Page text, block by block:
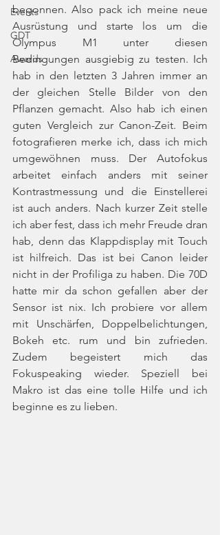
Events
GDT
Awards
begonnen. Also pack ich meine neue
Ausrüstung und starte los um die
Olympus M1 unter diesen
Bedingungen ausgiebig zu testen. Ich
hab in den letzten 3 Jahren immer an
der gleichen Stelle Bilder von den
Pflanzen gemacht. Also hab ich einen
guten Vergleich zur Canon-Zeit. Beim
fotografieren merke ich, dass ich mich
umgewöhnen muss. Der Autofokus
arbeitet einfach anders mit seiner
Kontrastmessung und die Einstellerei
ist auch anders. Nach kurzer Zeit stelle
ich aber fest, dass ich mehr Freude dran
hab, denn das Klappdisplay mit Touch
ist hilfreich. Das ist bei Canon leider
nicht in der Profiliga zu haben. Die 70D
hatte mir da schon gefallen aber der
Sensor ist nix. Ich probiere vor allem
mit Unschärfen, Doppelbelichtungen,
Bokeh etc. rum und bin zufrieden.
Zudem begeistert mich das
Fokuspeaking wieder. Speziell bei
Makro ist das eine tolle Hilfe und ich
beginne es zu lieben.